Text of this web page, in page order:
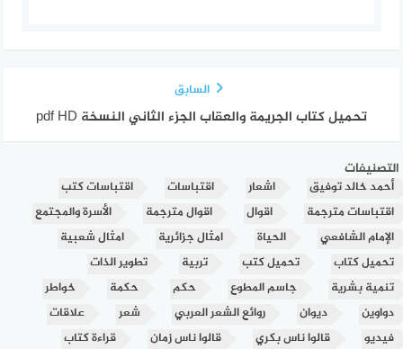
السابق
تحميل كتاب الجريمة والعقاب الجزء الثاني النسخة pdf HD
التصنيفات
أحمد خالد توفيق اشعار اقتباسات
اقتباسات كتب
اقتباسات مترجمة
اقوال اقوال مترجمة
الأسرة والمجتمع
الإمام الشافعي
الحياة امثال جزائرية
امثال شعبية
تحميل كتاب
تحميل كتب تربية
تطوير الذات
تنمية بشرية
جاسم المطوع حكم حكمة
خواطر
دواوين
ديوان روائع الشعر العربي شعر
علاقات
فيديو
قالوا ناس بكري قالوا ناس زمان
قراءة كتاب